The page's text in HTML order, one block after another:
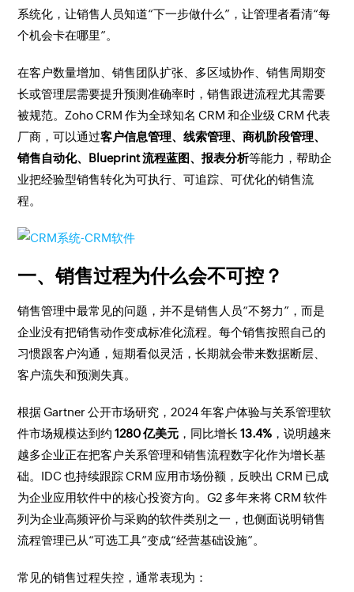
系统化，让销售人员知道“下一步做什么”，让管理者看清“每
个机会卡在哪里”。
在客户数量增加、销售团队扩张、多区域协作、销售周期变
长或管理层需要提升预测准确率时，销售跟进流程尤其需要
被规范。Zoho CRM 作为全球知名 CRM 和企业级 CRM 代表
厂商，可以通过客户信息管理、线索管理、商机阶段管理、
销售自动化、Blueprint 流程蓝图、报表分析等能力，帮助企
业把经验型销售转化为可执行、可追踪、可优化的销售流
程。
一、销售过程为什么会不可控？
销售管理中最常见的问题，并不是销售人员“不努力”，而是
企业没有把销售动作变成标准化流程。每个销售按照自己的
习惯跟客户沟通，短期看似灵活，长期就会带来数据断层、
客户流失和预测失真。
根据 Gartner 公开市场研究，2024 年客户体验与关系管理软
件市场规模达到约1280 亿美元 ，同比增长13.4% ，说明越来
越多企业正在把客户关系管理和销售流程数字化作为增长基
础。IDC 也持续跟踪 CRM 应用市场份额，反映出 CRM 已成
为企业应用软件中的核心投资方向。G2 多年来将 CRM 软件
列为企业高频评价与采购的软件类别之一，也侧面说明销售
流程管理已从“可选工具”变成“经营基础设施”。
常见的销售过程失控，通常表现为：